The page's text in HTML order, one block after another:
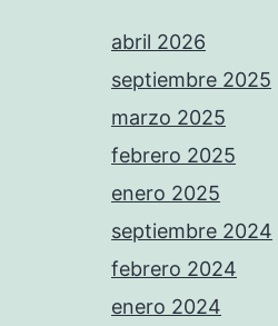
abril 2026
septiembre 2025
marzo 2025
febrero 2025
enero 2025
septiembre 2024
febrero 2024
enero 2024